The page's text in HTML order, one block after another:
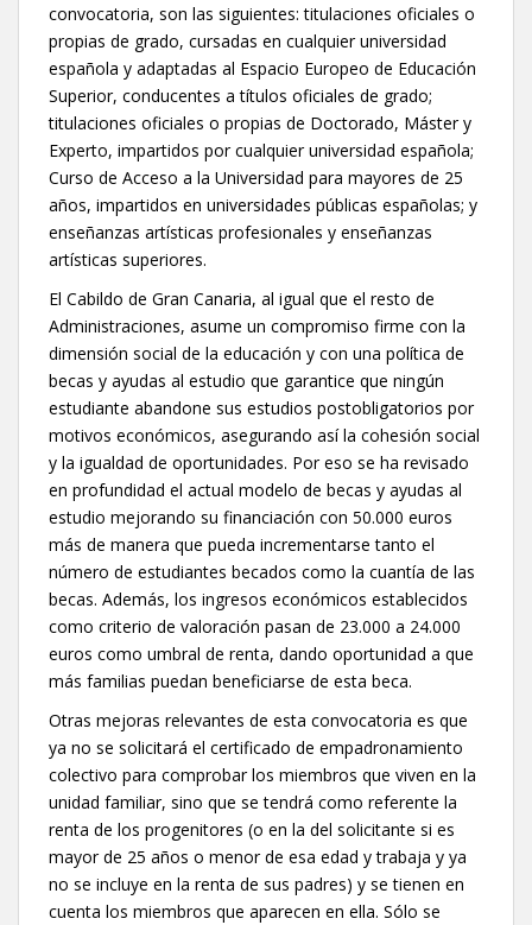
convocatoria, son las siguientes: titulaciones oficiales o
propias de grado, cursadas en cualquier universidad
española y adaptadas al Espacio Europeo de Educación
Superior, conducentes a títulos oficiales de grado;
titulaciones oficiales o propias de Doctorado, Máster y
Experto, impartidos por cualquier universidad española;
Curso de Acceso a la Universidad para mayores de 25
años, impartidos en universidades públicas españolas; y
enseñanzas artísticas profesionales y enseñanzas
artísticas superiores.
El Cabildo de Gran Canaria, al igual que el resto de
Administraciones, asume un compromiso firme con la
dimensión social de la educación y con una política de
becas y ayudas al estudio que garantice que ningún
estudiante abandone sus estudios postobligatorios por
motivos económicos, asegurando así la cohesión social
y la igualdad de oportunidades. Por eso se ha revisado
en profundidad el actual modelo de becas y ayudas al
estudio mejorando su financiación con 50.000 euros
más de manera que pueda incrementarse tanto el
número de estudiantes becados como la cuantía de las
becas. Además, los ingresos económicos establecidos
como criterio de valoración pasan de 23.000 a 24.000
euros como umbral de renta, dando oportunidad a que
más familias puedan beneficiarse de esta beca.
Otras mejoras relevantes de esta convocatoria es que
ya no se solicitará el certificado de empadronamiento
colectivo para comprobar los miembros que viven en la
unidad familiar, sino que se tendrá como referente la
renta de los progenitores (o en la del solicitante si es
mayor de 25 años o menor de esa edad y trabaja y ya
no se incluye en la renta de sus padres) y se tienen en
cuenta los miembros que aparecen en ella. Sólo se